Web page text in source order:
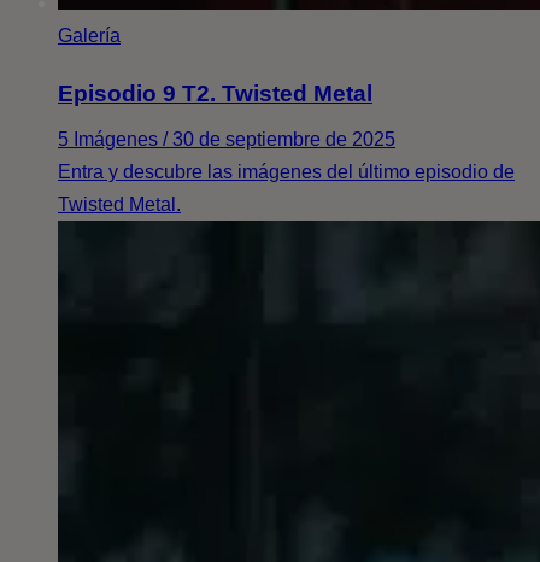
Galería
Episodio 9 T2. Twisted Metal
5 Imágenes / 30 de septiembre de 2025
Entra y descubre las imágenes del último episodio de
Twisted Metal.